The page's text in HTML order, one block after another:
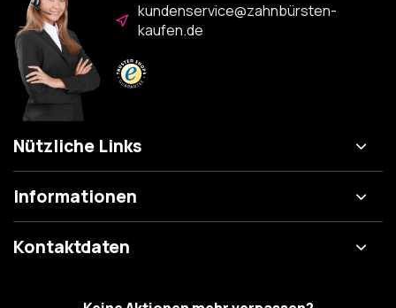
kundenservice@zahnbürsten-
kaufen.de
Nützliche Links
Informationen
Kontaktdaten